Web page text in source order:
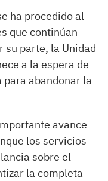
ha procedido al
que continúan
su parte, la Unidad
a la espera de
abandonar la
avance
los servicios
sobre el
la completa